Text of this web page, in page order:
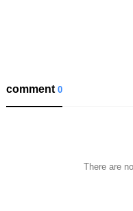
comment0
There are